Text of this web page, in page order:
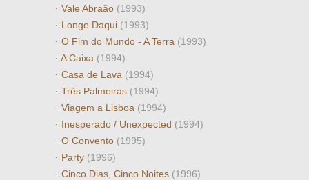
· Vale Abraão (1993)
· Longe Daqui (1993)
· O Fim do Mundo - A Terra (1993)
· A Caixa (1994)
· Casa de Lava (1994)
· Três Palmeiras (1994)
· Viagem a Lisboa (1994)
· Inesperado / Unexpected (1994)
· O Convento (1995)
· Party (1996)
· Cinco Dias, Cinco Noites (1996)